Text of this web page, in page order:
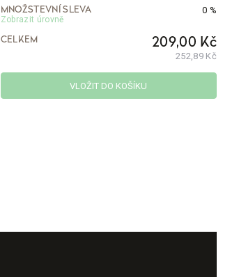
MNOŽSTEVNÍ SLEVA
Zobrazit úrovně
0 %
CELKEM 209,00 Kč
252,89 Kč
VLOŽIT DO KOŠÍKU